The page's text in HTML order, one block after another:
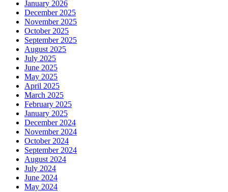
January 2026
December 2025
November 2025
October 2025
September 2025
August 2025
July 2025
June 2025
May 2025
April 2025
March 2025
February 2025
January 2025
December 2024
November 2024
October 2024
September 2024
August 2024
July 2024
June 2024
May 2024